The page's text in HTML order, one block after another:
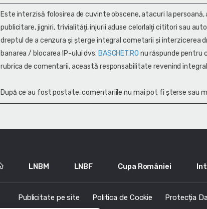
Este interzisă folosirea de cuvinte obscene, atacuri la
publicitare, jigniri, trivialităţi, injurii aduse celorlalţi cititori sau
dreptul de a cenzura și şterge integral cometarii și interzicerea
banarea / blocarea IP-ului dvs. BASCHET.RO nu răspunde pentru
rubrica de comentarii, această responsabilitate revenind
După ce au fost postate, comentariile nu mai pot fi șterse sau
LNBM LNBF Cupa României
Publicitate pe site Politica de Cookie Protecția